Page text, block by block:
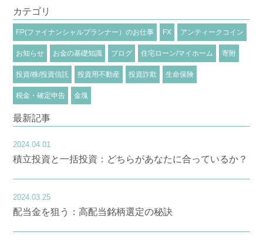
カテゴリ
FP(ファイナンシャルプランナー）のお仕事 FX アンティークコイン
お知らせ お金の基礎知識 ブログ 住宅ローン/マイホーム 寄附
投資/株/投資信託 投資用不動産 投資詐欺 生命保険
税金・確定申告 金塊
最新記事
2024.04.01
積立投資と一括投資：どちらがあなたに合っているか？
2024.03.25
配当金を狙う：高配当銘柄選定の秘訣